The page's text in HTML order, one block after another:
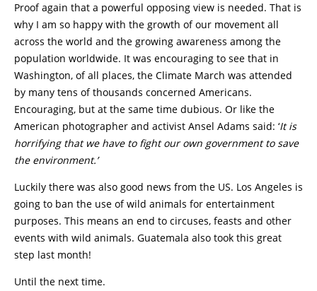
Proof again that a powerful opposing view is needed. That is
why I am so happy with the growth of our movement all
across the world and the growing awareness among the
population worldwide. It was encouraging to see that in
Washington, of all places, the Climate March was attended
by many tens of thousands concerned Americans.
Encouraging, but at the same time dubious. Or like the
American photographer and activist Ansel Adams said: ‘It is
horrifying that we have to fight our own government to save
the environment.’
Luckily there was also good news from the US. Los Angeles is
going to ban the use of wild animals for entertainment
purposes. This means an end to circuses, feasts and other
events with wild animals. Guatemala also took this great
step last month!
Until the next time.